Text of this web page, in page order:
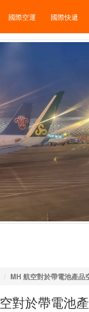
國際空運 國際快遞
MH 航空對於帶電池產品
對於帶電池